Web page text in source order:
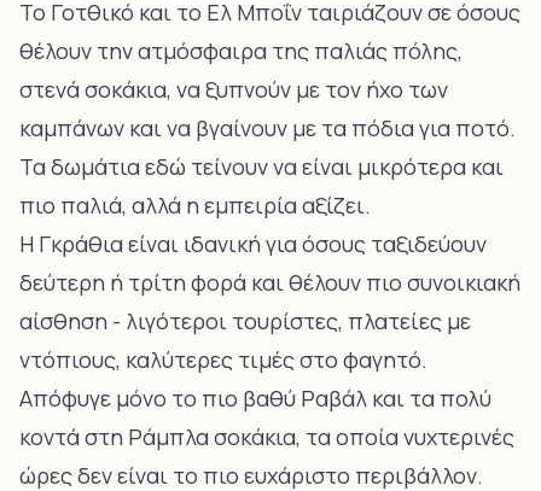
Το Γοτθικό και το Ελ Μποΐν ταιριάζουν σε όσους
θέλουν την ατμόσφαιρα της παλιάς πόλης,
στενά σοκάκια, να ξυπνούν με τον ήχο των
καμπάνων και να βγαίνουν με τα πόδια για ποτό.
Τα δωμάτια εδώ τείνουν να είναι μικρότερα και
πιο παλιά, αλλά η εμπειρία αξίζει.
Η Γκράθια είναι ιδανική για όσους ταξιδεύουν
δεύτερη ή τρίτη φορά και θέλουν πιο συνοικιακή
αίσθηση - λιγότεροι τουρίστες, πλατείες με
ντόπιους, καλύτερες τιμές στο φαγητό.
Απόφυγε μόνο το πιο βαθύ Ραβάλ και τα πολύ
κοντά στη Ράμπλα σοκάκια, τα οποία νυχτερινές
ώρες δεν είναι το πιο ευχάριστο περιβάλλον.